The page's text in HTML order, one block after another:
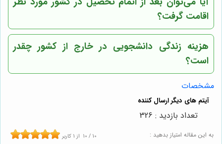
اقامت گرفت؟
هزینه زندگی دانشجویی در خارج از کشور چقدر
است؟
مشخصات
به این مقاله امتیاز بدهید : 10 / 10 از 1 کاربر
تعداد بازدید : 326